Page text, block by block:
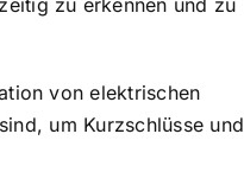
zu erkennen und zu
von elektrischen
um Kurzschlüsse und